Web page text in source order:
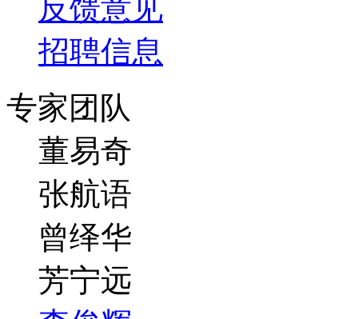
反馈意见
招聘信息
专家团队
董易奇
张航语
曾绎华
芳宁远